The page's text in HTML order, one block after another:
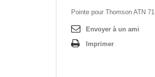
Pointe pour Thomson ATN 71
Envoyer à un ami
Imprimer